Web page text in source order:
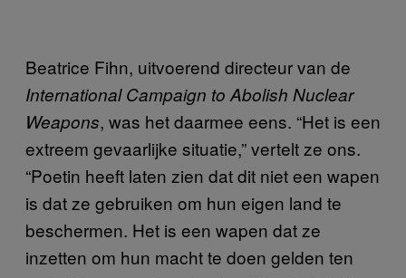
Beatrice Fihn, uitvoerend directeur van de
International Campaign to Abolish Nuclear
Weapons, was het daarmee eens. “Het is een
extreem gevaarlijke situatie,” vertelt ze ons.
“Poetin heeft laten zien dat dit niet een wapen
is dat ze gebruiken om hun eigen land te
beschermen. Het is een wapen dat ze
inzetten om hun macht te doen gelden ten